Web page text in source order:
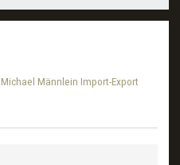
d
Michael Männlein Import-Export